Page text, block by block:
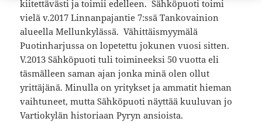
kiitettävästi ja toimii edelleen. Sähköpuoti toimi
vielä v.2017 Linnanpajantie 7:ssä Tankovainion
alueella Mellunkylässä. Vähittäismyymälä
Puotinharjussa on lopetettu jokunen vuosi sitten.
V.2013 Sähköpuoti tuli toimineeksi 50 vuotta eli
täsmälleen saman ajan jonka minä olen ollut
yrittäjänä. Minulla on yritykset ja ammatit hieman
vaihtuneet, mutta Sähköpuoti näyttää kuuluvan jo
Vartiokylän historiaan Pyryn ansioista.